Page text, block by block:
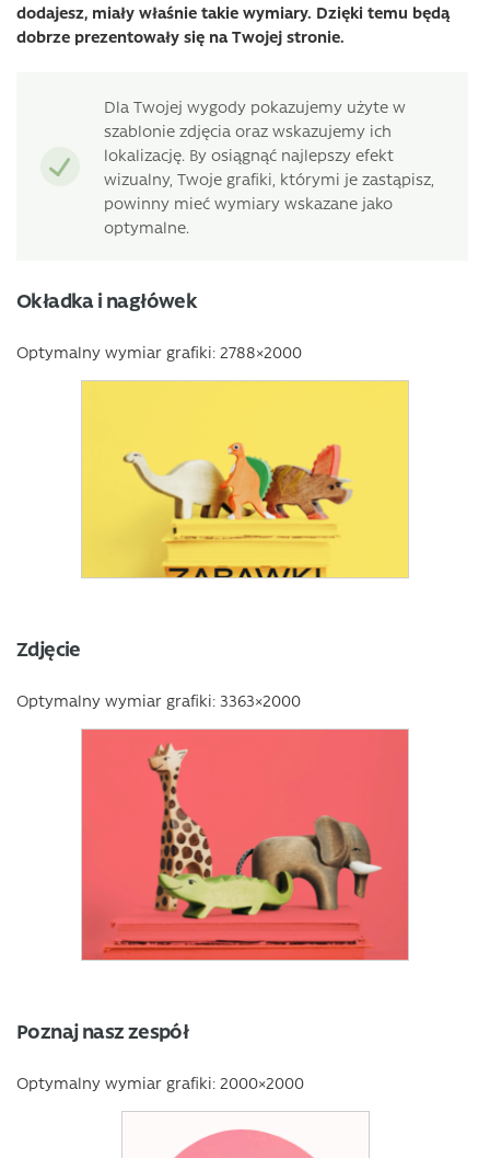
dodajesz, miały właśnie takie wymiary. Dzięki temu będą
dobrze prezentowały się na Twojej stronie.
Dla Twojej wygody pokazujemy użyte w
szablonie zdjęcia oraz wskazujemy ich
lokalizację. By osiągnąć najlepszy efekt
wizualny, Twoje grafiki, którymi je zastąpisz,
powinny mieć wymiary wskazane jako
optymalne.
Okładka i nagłówek
Optymalny wymiar grafiki: 2788×2000
Zdjęcie
Optymalny wymiar grafiki: 3363×2000
Poznaj nasz zespół
Optymalny wymiar grafiki: 2000×2000